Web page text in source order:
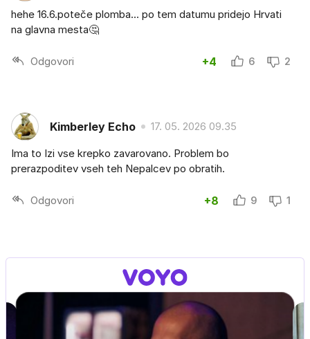
hehe 16.6.poteče plomba... po tem datumu pridejo Hrvati
na glavna mesta🤔
Odgovori +4 6 2
Kimberley Echo 17. 05. 2026 09.35
Ima to Izi vse krepko zavarovano. Problem bo
prerazpoditev vseh teh Nepalcev po obratih.
Odgovori +8 9 1